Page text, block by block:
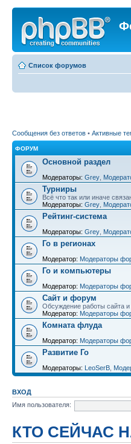
Список форумов
Сообщения без ответов • Активные
ФОРУМ
Основной раздел
Модераторы: Grey
Турниры
Всё что так или иначе
Модераторы: Grey
Рейтинг-система
Модераторы: Grey
Го в регионах
Модератор: Модераторы
Го и компьютеры
Модератор: Модераторы
Сайт и форум
Обсуждение работы сайта
Модератор: Модераторы
Комната флуда
Модератор: Модераторы
Развитие Го
Модераторы: LeoSerB
ВХОД
Имя пользователя:
КТО СЕЙЧАС